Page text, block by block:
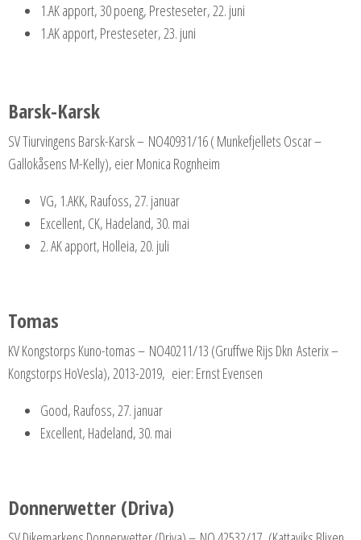
1.AK apport, 30 poeng, Presteseter, 22. juni
1.AK apport, Presteseter, 23. juni
Barsk-Karsk
SV Tiurvingens Barsk-Karsk – NO40931/16 ( Munkefjellets Oscar –
Gallokåsens M-Kelly), eier Monica Rognheim
VG, 1.AKK, Raufoss, 27. januar
Excellent, CK, Hadeland, 30. mai
2. AK apport, Holleia, 20. juli
Tomas
KV Kongstorps Kuno-tomas – NO40211/13 (Gruffwe Rijs Dkn Asterix –
Kongstorps HoVesla), 2013-2019, eier: Ernst Evensen
Good, Raufoss, 27. januar
Excellent, Hadeland, 30. mai
Donnerwetter (Driva)